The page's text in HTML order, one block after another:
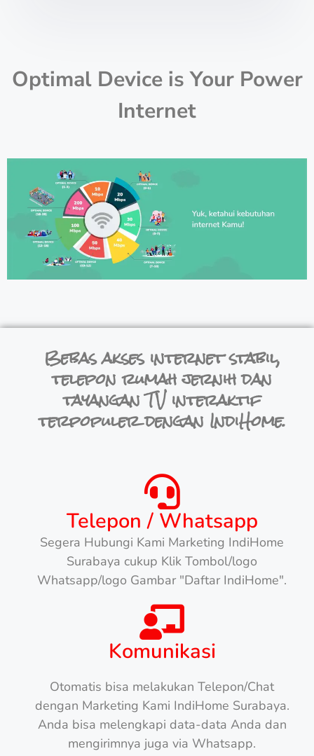
Optimal Device is Your Power
Internet
Bebas akses internet stabil,
telepon rumah jernih dan
tayangan TV interaktif
terpopuler dengan IndiHome.
Telepon / Whatsapp
Segera Hubungi Kami Marketing IndiHome
Surabaya cukup Klik Tombol/logo
Whatsapp/logo Gambar "Daftar IndiHome".
Komunikasi
Otomatis bisa melakukan Telepon/Chat
dengan Marketing Kami IndiHome Surabaya.
Anda bisa melengkapi data-data Anda dan
mengirimnya juga via Whatsapp.